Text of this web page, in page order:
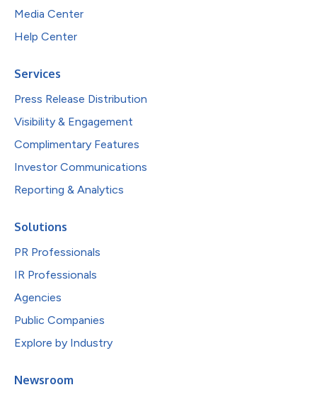
Media Center
Help Center
Services
Press Release Distribution
Visibility & Engagement
Complimentary Features
Investor Communications
Reporting & Analytics
Solutions
PR Professionals
IR Professionals
Agencies
Public Companies
Explore by Industry
Newsroom